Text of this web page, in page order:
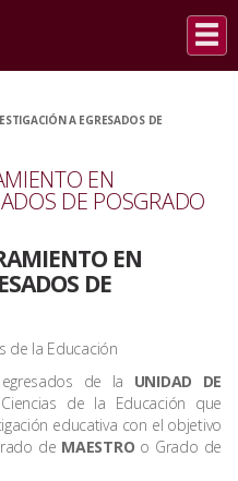
A EGRESADOS DE
EN
DE POSGRADO
EN
DE
de la Educación
de la UNIDAD DE
de la Educación que
educativa con el objetivo
de MAESTRO o Grado de